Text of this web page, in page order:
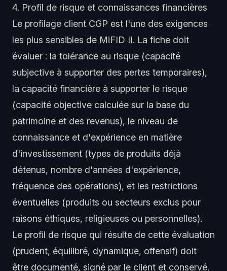
4. Profil de risque et connaissances financières
Le profilage client CGP est l'une des exigences
les plus sensibles de MiFID II. La fiche doit
évaluer : la tolérance au risque (capacité
subjective à supporter des pertes temporaires),
la capacité financière à supporter le risque
(capacité objective calculée sur la base du
patrimoine et des revenus), le niveau de
connaissance et d'expérience en matière
d'investissement (types de produits déjà
détenus, nombre d'années d'expérience,
fréquence des opérations), et les restrictions
éventuelles (produits ou secteurs exclus pour
raisons éthiques, religieuses ou personnelles).
Le profil de risque qui résulte de cette évaluation
(prudent, équilibré, dynamique, offensif) doit
être documenté, signé par le client et conservé.